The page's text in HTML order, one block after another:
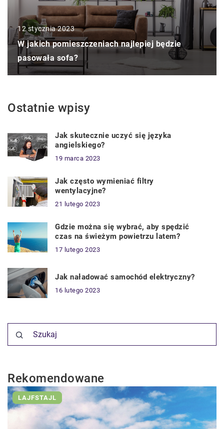
12 stycznia 2023
W jakich pomieszczeniach najlepiej będzie
pasowała sofa?
Ostatnie wpisy
Jak skutecznie uczyć się języka
angielskiego?
19 marca 2023
Jak często wymieniać filtry
wentylacyjne?
21 lutego 2023
Gdzie można się wybrać, aby spędzić
czas na świeżym powietrzu latem?
17 lutego 2023
Jak naładować samochód elektryczny?
16 lutego 2023
Rekomendowane
LAJFSTAJL